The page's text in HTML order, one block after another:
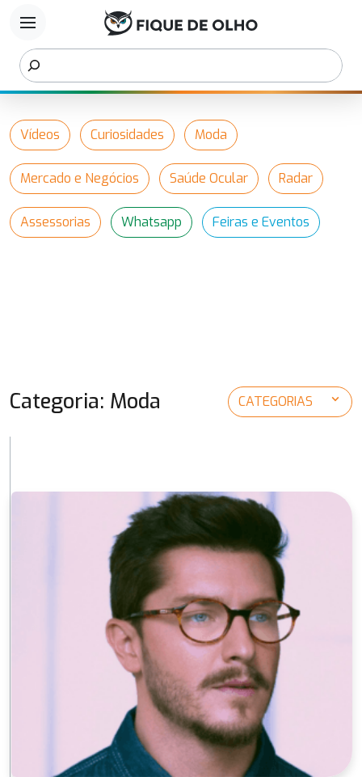
menu
Vídeos Curiosidades Moda
Mercado e Negócios Saúde Ocular Radar
Assessorias Whatsapp Feiras e Eventos
Categoria: Moda CATEGORIAS expand_more